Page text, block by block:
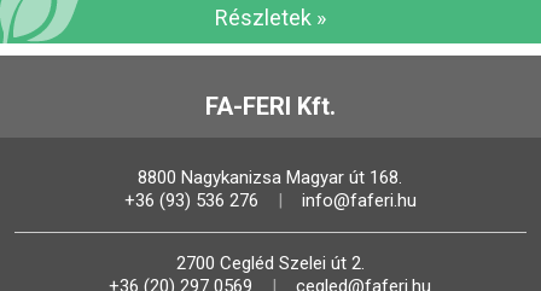
Részletek »
FA-FERI Kft.
8800 Nagykanizsa Magyar út 168.
+36 (93) 536 276
info@faferi.hu
2700 Cegléd Szelei út 2.
+36 (20) 297 0569
cegled@faferi.hu